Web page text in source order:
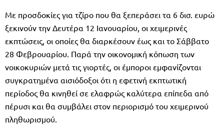
Με προσδοκίες για τζίρο που θα ξεπεράσει τα 6 δισ. ευρώ
ξεκινούν την Δευτέρα 12 Ιανουαρίου, οι χειμερινές
εκπτώσεις, οι οποίες θα διαρκέσουν έως και το Σάββατο
28 Φεβρουαρίου. Παρά την οικονομική κόπωση των
νοικοκυριών μετά τις γιορτές, οι έμποροι εμφανίζονται
συγκρατημένα αισιόδοξοι ότι η εφετινή εκπτωτική
περίοδος θα κινηθεί σε ελαφρώς καλύτερα επίπεδα από
πέρυσι και θα συμβάλει στον περιορισμό του χειμερινού
πληθωρισμού.